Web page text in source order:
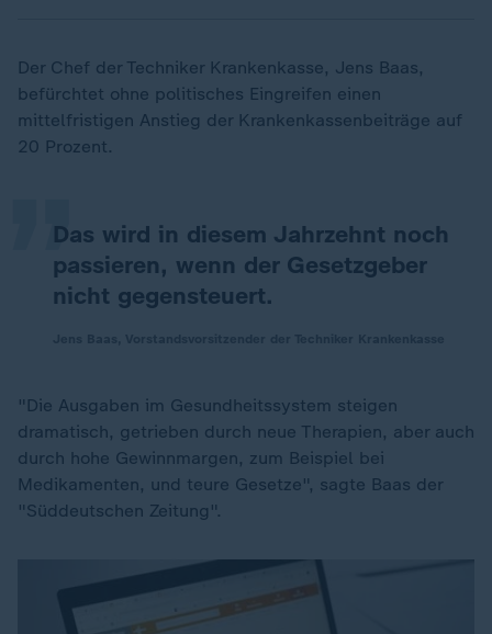
Der Chef der Techniker Krankenkasse, Jens Baas,
befürchtet ohne politisches Eingreifen einen
mittelfristigen Anstieg der Krankenkassenbeiträge auf
20 Prozent.
Das wird in diesem Jahrzehnt noch
passieren, wenn der Gesetzgeber
nicht gegensteuert.
„
"Die Ausgaben im Gesundheitssystem steigen
dramatisch, getrieben durch neue Therapien, aber auch
durch hohe Gewinnmargen, zum Beispiel bei
Medikamenten, und teure Gesetze", sagte Baas der
"Süddeutschen Zeitung".